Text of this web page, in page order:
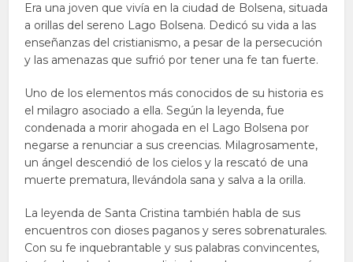
Era una joven que vivía en la ciudad de Bolsena, situada
a orillas del sereno Lago Bolsena. Dedicó su vida a las
enseñanzas del cristianismo, a pesar de la persecución
y las amenazas que sufrió por tener una fe tan fuerte.
Uno de los elementos más conocidos de su historia es
el milagro asociado a ella. Según la leyenda, fue
condenada a morir ahogada en el Lago Bolsena por
negarse a renunciar a sus creencias. Milagrosamente,
un ángel descendió de los cielos y la rescató de una
muerte prematura, llevándola sana y salva a la orilla.
La leyenda de Santa Cristina también habla de sus
encuentros con dioses paganos y seres sobrenaturales.
Con su fe inquebrantable y sus palabras convincentes,